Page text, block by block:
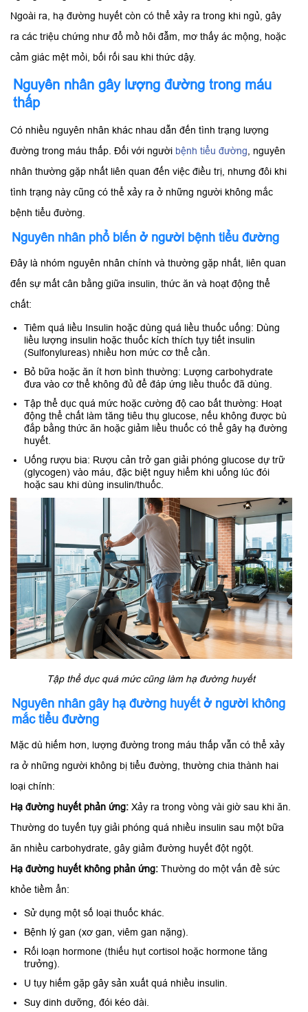
Ngoài ra, hạ đường huyết còn có thể xảy ra trong khi ngủ, gây
ra các triệu chứng như đổ mồ hôi đẫm, mơ thấy ác mộng, hoặc
cảm giác mệt mỏi, bối rối sau khi thức dậy.
Nguyên nhân gây lượng đường trong máu
thấp
Có nhiều nguyên nhân khác nhau dẫn đến tình trạng lượng
đường trong máu thấp. Đối với người bệnh tiểu đường , nguyên
nhân thường gặp nhất liên quan đến việc điều trị, nhưng đôi khi
tình trạng này cũng có thể xảy ra ở những người không mắc
bệnh tiểu đường.
Nguyên nhân phổ biến ở người bệnh tiểu đường
Đây là nhóm nguyên nhân chính và thường gặp nhất, liên quan
đến sự mất cân bằng giữa insulin, thức ăn và hoạt động thể
chất:
Tiêm quá liều Insulin hoặc dùng quá liều thuốc uống: Dùng
liều lượng insulin hoặc thuốc kích thích tụy tiết insulin
(Sulfonylureas) nhiều hơn mức cơ thể cần.
Bỏ bữa hoặc ăn ít hơn bình thường: Lượng carbohydrate
đưa vào cơ thể không đủ để đáp ứng liều thuốc đã dùng.
Tập thể dục quá mức hoặc cường độ cao bất thường: Hoạt
động thể chất làm tăng tiêu thụ glucose, nếu không được bù
đắp bằng thức ăn hoặc giảm liều thuốc có thể gây hạ đường
huyết.
Uống rượu bia: Rượu cản trở gan giải phóng glucose dự trữ
(glycogen) vào máu, đặc biệt nguy hiểm khi uống lúc đói
hoặc sau khi dùng insulin/thuốc.
Tập thể dục quá mức cũng làm hạ đường huyết
Nguyên nhân gây hạ đường huyết ở người không
mắc tiểu đường
Mặc dù hiếm hơn, lượng đường trong máu thấp vẫn có thể xảy
ra ở những người không bị tiểu đường, thường chia thành hai
loại chính:
Hạ đường huyết phản ứng: Xảy ra trong vòng vài giờ sau khi ăn.
Thường do tuyến tụy giải phóng quá nhiều insulin sau một bữa
ăn nhiều carbohydrate, gây giảm đường huyết đột ngột.
Hạ đường huyết không phản ứng: Thường do một vấn đề sức
khỏe tiềm ẩn:
Sử dụng một số loại thuốc khác.
Bệnh lý gan (xơ gan, viêm gan nặng).
Rối loạn hormone (thiếu hụt cortisol hoặc hormone tăng
trưởng).
U tụy hiếm gặp gây sản xuất quá nhiều insulin.
Suy dinh dưỡng, đói kéo dài.